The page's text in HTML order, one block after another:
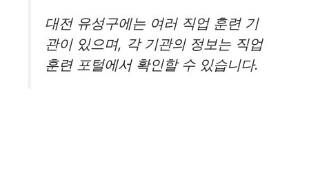
대전 유성구에는 여러 직업 훈련 기
관이 있으며, 각 기관의 정보는 직업
훈련 포털에서 확인할 수 있습니다.